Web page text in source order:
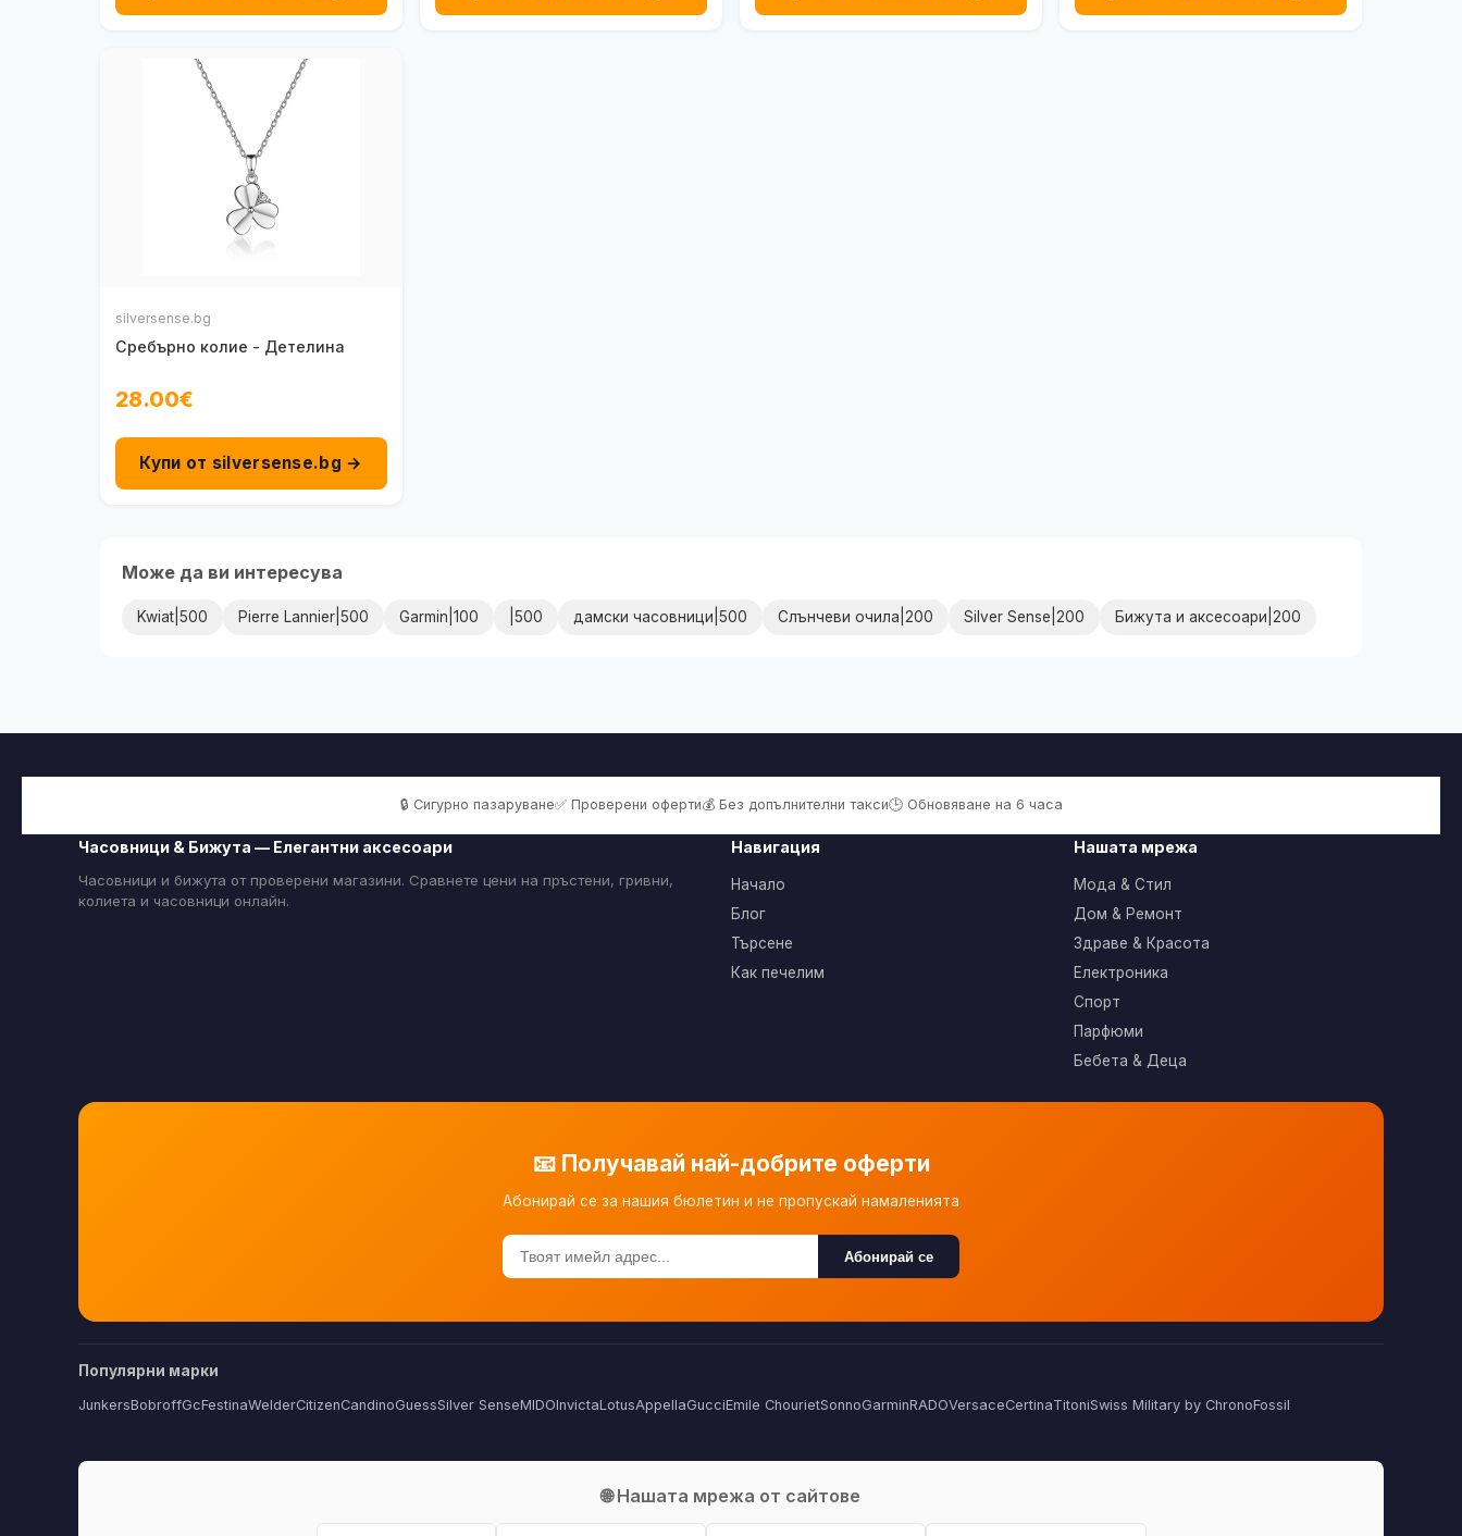
silversense.bg
Сребърно колие - Детелина
28.00€
Купи от silversense.bg →
Може да ви интересува
Kwiat|500 Pierre Lannier|500 Garmin|100 |500 дамски часовници|500 Слънчеви очила|200 Silver Sense|200 Бижута и аксесоари|200
🔒 Сигурно пазаруване✅ Проверени оферти💰 Без допълнителни такси🕒 Обновяване на 6 часа
Часовници & Бижута — Елегантни аксесоари
Часовници и бижута от проверени магазини. Сравнете цени на пръстени, гривни,
колиета и часовници онлайн.
Навигация
Начало
Блог
Търсене
Как печелим
Нашата мрежа
Мода & Стил
Дом & Ремонт
Здраве & Красота
Електроника
Спорт
Парфюми
Бебета & Деца
📧 Получавай най-добрите оферти
Абонирай се за нашия бюлетин и не пропускай намаленията
Абонирай се
Популярни марки
JunkersBobroffGcFestinaWelderCitizenCandinoGuessSilver SenseMIDOInvictaLotusAppellaGucciEmile ChourietSonnoGarminRADOVersaceCertinaTitoniSwiss Military by ChronoFossil
🌐 Нашата мрежа от сайтове